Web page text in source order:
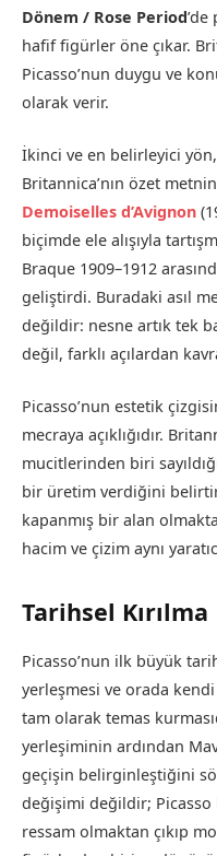
Dönem / Rose Period’de
hafif figürler öne çıkar.
Picasso’nun duygu ve
olarak verir.
İkinci ve en belirleyici
Britannica’nın özet
Demoiselles d’Avignon
biçimde ele alışıyla
Braque 1909–1912
geliştirdi. Buradaki asıl
değildir: nesne artık tek
değil, farklı açılardan
Picasso’nun estetik
mecraya açıklığıdır.
mucitlerinden biri
bir üretim verdiğini
kapanmış bir alan
hacim ve çizim aynı
Tarihsel Kırılma
Picasso’nun ilk büyük
yerleşmesi ve orada
tam olarak temas
yerleşiminin ardından
geçişin belirginleştiğini
değişimi değildir; Picasso
ressam olmaktan çıkıp